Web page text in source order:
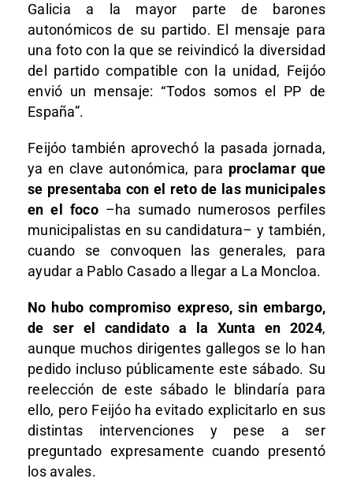
Galicia a la mayor parte de barones
autonómicos de su partido. El mensaje para
una foto con la que se reivindicó la diversidad
del partido compatible con la unidad, Feijóo
envió un mensaje: “Todos somos el PP de
España”.
Feijóo también aprovechó la pasada jornada,
ya en clave autonómica, para proclamar que
se presentaba con el reto de las municipales
en el foco–ha sumado numerosos perfiles
municipalistas en su candidatura– y también,
cuando se convoquen las generales, para
ayudar a Pablo Casado a llegar a La Moncloa.
No hubo compromiso expreso, sin embargo,
de ser el candidato a la Xunta en 2024,
aunque muchos dirigentes gallegos se lo han
pedido incluso públicamente este sábado. Su
reelección de este sábado le blindaría para
ello, pero Feijóo ha evitado explicitarlo en sus
distintas intervenciones y pese a ser
preguntado expresamente cuando presentó
los avales.